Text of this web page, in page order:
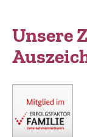
Unsere